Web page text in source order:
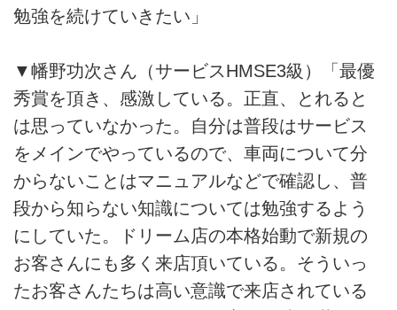
勉強を続けていきたい」
▼幡野功次さん（サービスHMSE3級）「最優
秀賞を頂き、感激している。正直、とれると
は思っていなかった。自分は普段はサービス
をメインでやっているので、車両について分
からないことはマニュアルなどで確認し、普
段から知らない知識については勉強するよう
にしていた。ドリーム店の本格始動で新規の
お客さんにも多く来店頂いている。そういっ
たお客さんたちは高い意識で来店されている